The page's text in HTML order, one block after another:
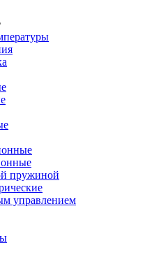
пружиной
управлением